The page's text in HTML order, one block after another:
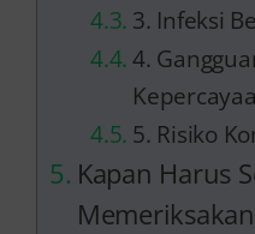
3. Infeksi
4.
5. Risiko
Kapan Harus